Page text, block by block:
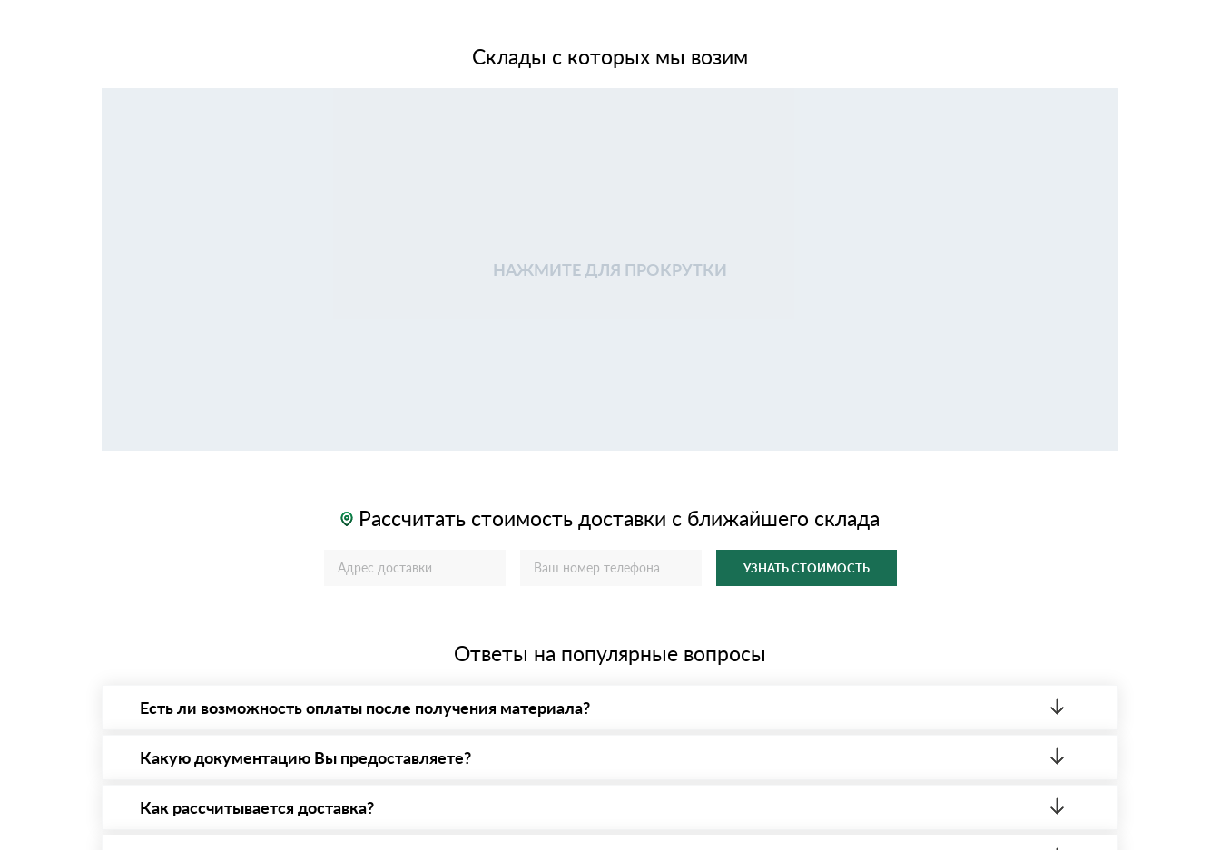
Склады с которых мы возим
НАЖМИТЕ ДЛЯ ПРОКРУТКИ
Рассчитать стоимость доставки с ближайшего склада
УЗНАТЬ СТОИМОСТЬ
Ответы на популярные вопросы
Есть ли возможность оплаты после получения материала?
то Вы вправе от него отказаться.
Какую документацию Вы предоставляете?
Как рассчитывается доставка?